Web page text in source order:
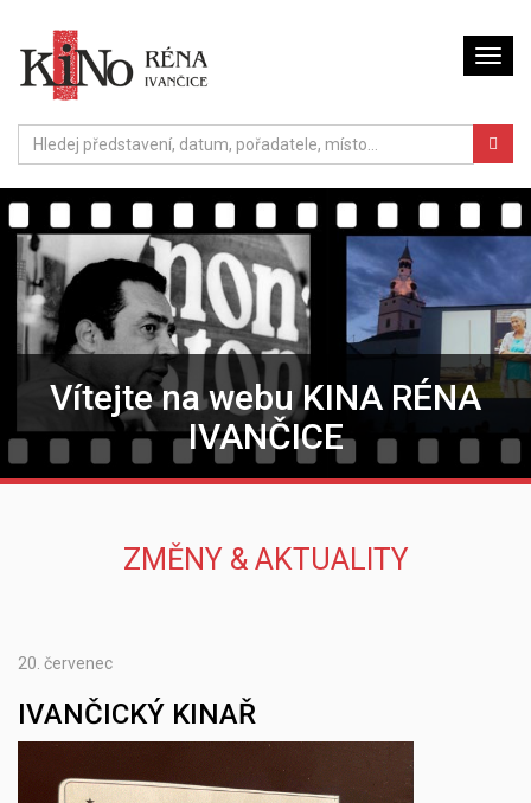
Vítejte na webu KINA RÉNA
IVANČICE
ZMĚNY & AKTUALITY
20. červenec
IVANČICKÝ KINAŘ